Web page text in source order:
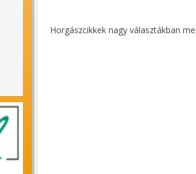
Horgászcikkek nagy választákban